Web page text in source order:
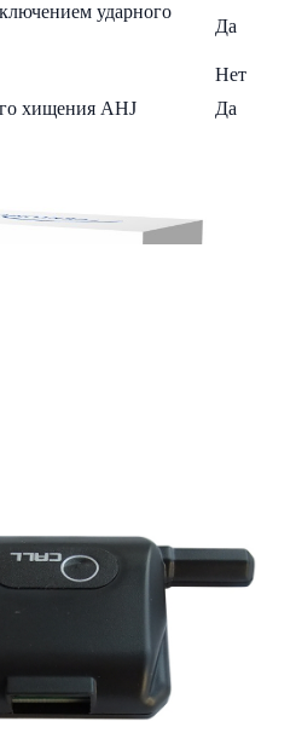
ударного
Да
Нет
хищения AHJ
Да
при
по тахометру,
и автоматическая
Нет
и интеллектуальная
Ц.З. ("Безопасная